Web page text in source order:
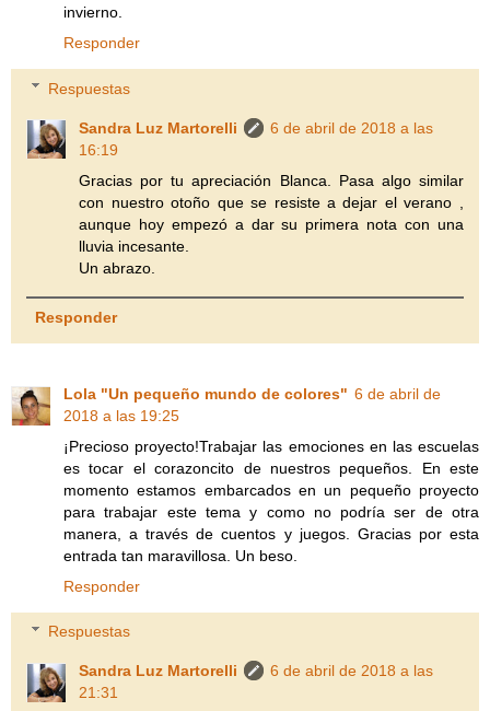
invierno.
Responder
Respuestas
Sandra Luz Martorelli
6 de abril de 2018 a las
16:19
Gracias por tu apreciación Blanca. Pasa algo similar
con nuestro otoño que se resiste a dejar el verano ,
aunque hoy empezó a dar su primera nota con una
lluvia incesante.
Un abrazo.
Responder
Lola "Un pequeño mundo de colores" 6 de abril de
2018 a las 19:25
¡Precioso proyecto!Trabajar las emociones en las escuelas
es tocar el corazoncito de nuestros pequeños. En este
momento estamos embarcados en un pequeño proyecto
para trabajar este tema y como no podría ser de otra
manera, a través de cuentos y juegos. Gracias por esta
entrada tan maravillosa. Un beso.
Responder
Respuestas
Sandra Luz Martorelli
6 de abril de 2018 a las
21:31